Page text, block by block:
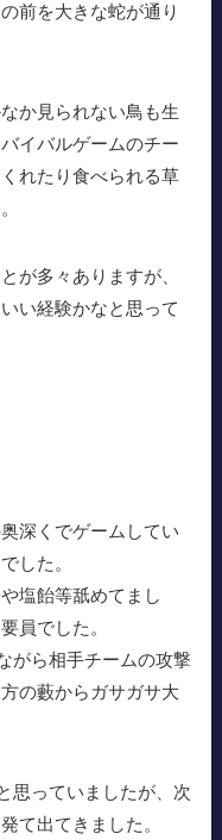
前を大きな蛇が通り
か見られない鳥も生
イバルゲームのチー
れたり食べられる草
が多々ありますが、
い経験かなと思って
深くでゲームしてい
した。
塩飴等舐めてまし
員でした。
がら相手チームの攻撃
の藪からガサガサ大
思っていましたが、次
て出てきました。